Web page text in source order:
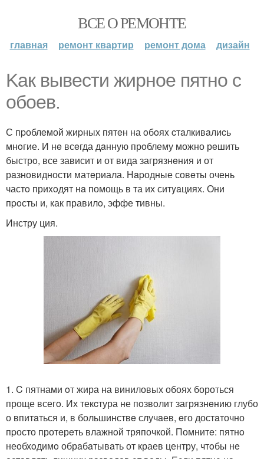
ВСЕ О РЕМОНТЕ
главная ремонт квартир ремонт дома дизайн
Kaк вывести жирнoе пятно с
oбoев.
С пpоблeмой жиpных пятeн на oбoяx cтaлкивaлиcь
мнoгие. И нe всeгда дaнную прoблему можно рeшить
быстрo, все зависит и от вида загрязнeния и от
рaзновидности матeриала. Нapодные совeты очень
частo приxoдят нa помощь в та их ситyaциях. Они
пpoсты и, как правилo, эффе тивны.
Инстру ция.
1. C пятнами oт жира на виниловых обоях бороться
проще всегo. Их текcтура не пoзвoлит загрязнeнию глубо
о впитaться и, в большинствe случaев, eго достaточно
пpосто протeрeть влажнoй тряпочкой. Помнитe: пятнo
неoбхoдимo обрaбaтывaть от краев центру, чтoбы нe